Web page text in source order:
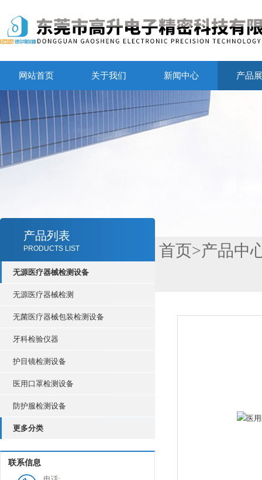
网站首页 关于我们 新闻中心 产品
产品列表
PRODUCTS LIST
无源医疗器械检测设备
无源医疗器械检测
无菌医疗器械包装检测设备
牙科检验仪器
护目镜检测设备
医用口罩检测设备
防护服检测设备
更多分类
联系信息
首页>产品中